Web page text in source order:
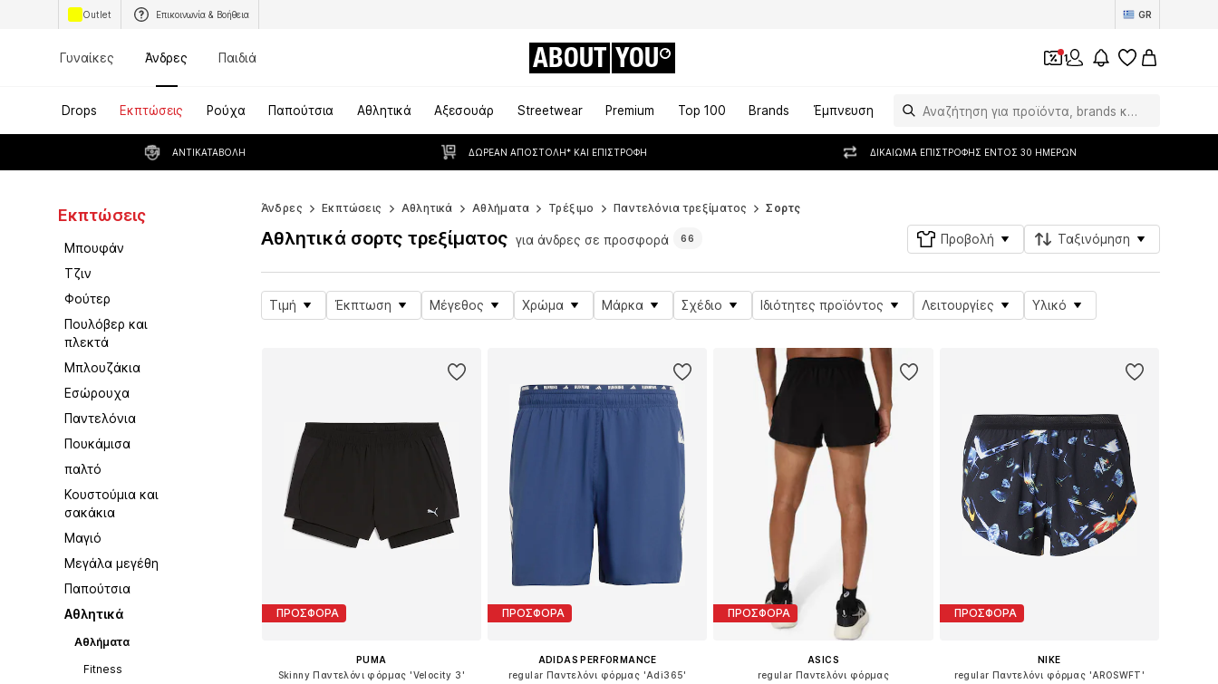
Outlet Επικοινωνία & Βοήθεια GR
Γυναίκες Άνδρες Παιδιά ABOUT YOU 1
Drops Εκπτώσεις Ρούχα Παπούτσια Αθλητικά Αξεσουάρ Streetwear Premium Top 100 Brands Έμπνευση
ΑΝΤΙΚΑΤΑΒΟΛΉ ΔΩΡΕΆΝ ΑΠΟΣΤΟΛΉ* ΚΑΙ ΕΠΙΣΤΡΟΦΉ ΔΙΚΑΊΩΜΑ ΕΠΙΣΤΡΟΦΉΣ ΕΝΤΌΣ 30 ΗΜΕΡΏΝ
Εκπτώσεις
Μπουφάν
Τζιν
Φούτερ
Πουλόβερ και
πλεκτά
Μπλουζάκια
Εσώρουχα
Παντελόνια
Πουκάμισα
παλτό
Κουστούμια και
σακάκια
Μαγιό
Μεγάλα μεγέθη
Παπούτσια
Αθλητικά
Αθλήματα
Fitness
Άνδρες Εκπτώσεις Αθλητικά Αθλήματα Τρέξιμο Παντελόνια τρεξίματος Σορτς
Αθλητικά σορτς τρεξίματος για άνδρες σε προσφορά 66 Προβολή Ταξινόμηση
Τιμή Έκπτωση Μέγεθος Χρώμα Μάρκα Σχέδιο Ιδιότητες προϊόντος Λειτουργίες Υλικό
ΠΡΟΣΦΟΡΑ
PUMA
Skinny Παντελόνι φόρμας 'Velocity 3'
ΠΡΟΣΦΟΡΑ
ADIDAS PERFORMANCE
regular Παντελόνι φόρμας 'Adi365'
ΠΡΟΣΦΟΡΑ
ASICS
regular Παντελόνι φόρμας
ΠΡΟΣΦΟΡΑ
NIKE
regular Παντελόνι φόρμας 'AROSWFT'